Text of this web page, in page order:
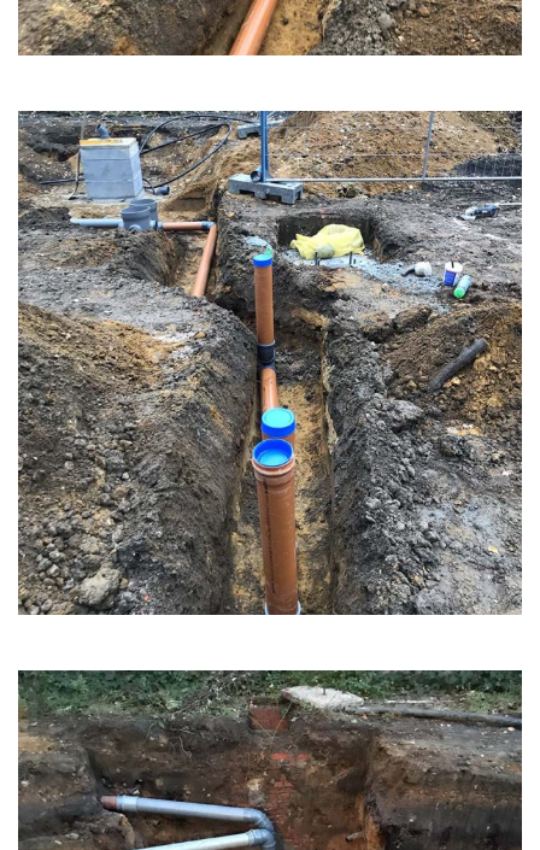
Home
Funderingswerken
Rioleringswerken
Graaf- en grondwerken
Aanleg parkings
Vacatures
Contact